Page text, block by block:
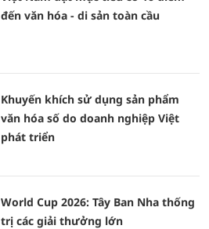
đến văn hóa - di sản toàn cầu
Khuyến khích sử dụng sản phẩm
văn hóa số do doanh nghiệp Việt
phát triển
World Cup 2026: Tây Ban Nha thống
trị các giải thưởng lớn